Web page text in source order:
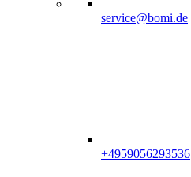
service@bomi.de
+4959056293536